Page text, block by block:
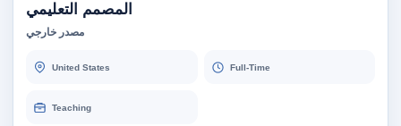
المصمم التعليمي
مصدر خارجي
United States Full-Time
Teaching